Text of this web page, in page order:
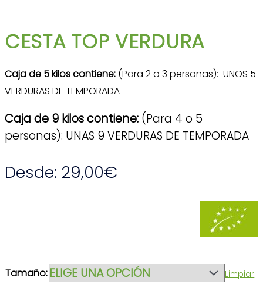
CESTA TOP VERDURA
Caja de 5 kilos contiene: (Para 2 o 3 personas): UNOS 5
VERDURAS DE TEMPORADA
Caja de 9 kilos contiene: (Para 4 o 5
personas): UNAS 9 VERDURAS DE TEMPORADA
Desde: 29,00€
Tamaño: Limpiar